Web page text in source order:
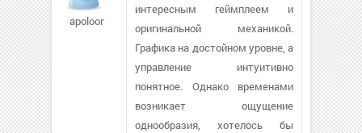
apoloon
интересным геймплеем и
оригинальной механикой.
Графика на достойном уровне, а
управление интуитивно
понятное. Однако временами
возникает ощущение
однообразия, хотелось бы